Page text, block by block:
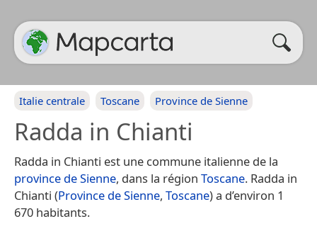
Italie centrale Toscane Province de Sienne
Radda in Chianti
Radda in Chianti est une commune italienne de la
province de Sienne, dans la région Toscane. Radda in
Chianti (Province de Sienne, Toscane) a d’environ 1
670 habitants.